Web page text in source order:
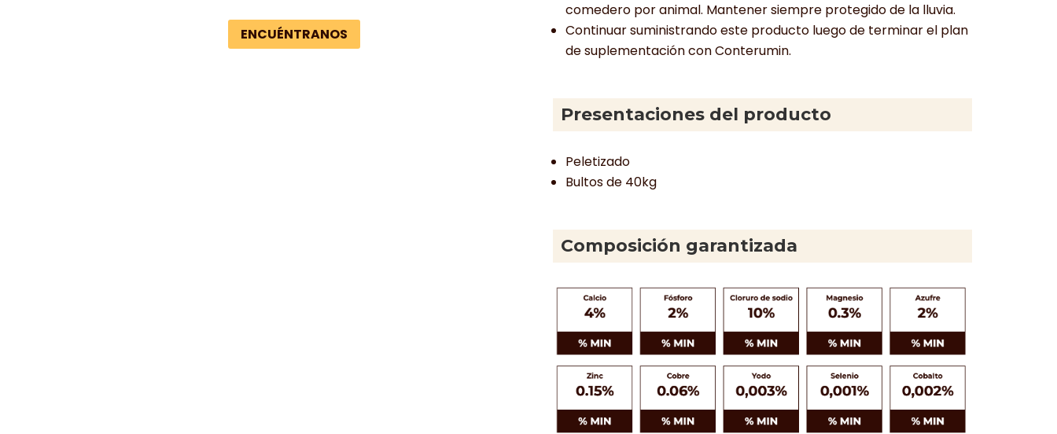
ENCUÉNTRANOS
comedero por animal. Mantener siempre protegido de la lluvia.
Continuar suministrando este producto luego de terminar el plan
de suplementación con Conterumin.
Presentaciones del producto
Peletizado
Bultos de 40kg
Composición garantizada